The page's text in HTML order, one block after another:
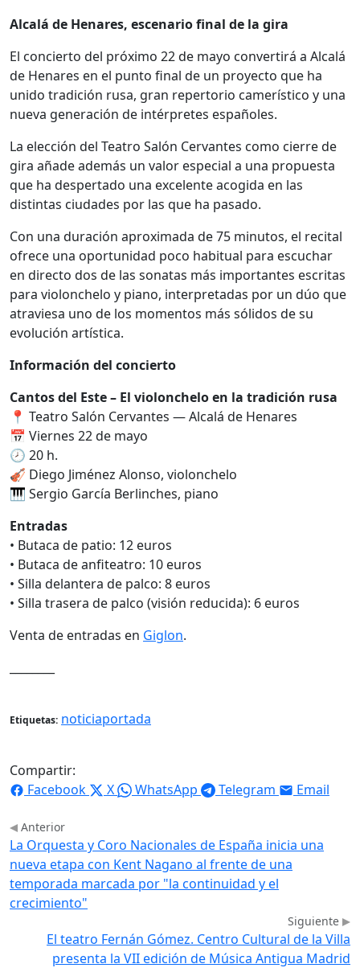
Alcalá de Henares, escenario final de la gira
El concierto del próximo 22 de mayo convertirá a Alcalá
de Henares en el punto final de un proyecto que ha
unido tradición rusa, gran repertorio camerístico y una
nueva generación de intérpretes españoles.
La elección del Teatro Salón Cervantes como cierre de
gira añade además un valor especial a una propuesta
que ha despertado una excelente acogida en las
distintas ciudades por las que ha pasado.
Con una duración aproximada de 75 minutos, el recital
ofrece una oportunidad poco habitual para escuchar
en directo dos de las sonatas más importantes escritas
para violonchelo y piano, interpretadas por un dúo que
atraviesa uno de los momentos más sólidos de su
evolución artística.
Información del concierto
Cantos del Este – El violonchelo en la tradición rusa
📍 Teatro Salón Cervantes — Alcalá de Henares
📅 Viernes 22 de mayo
🕗 20 h.
🎻 Diego Jiménez Alonso, violonchelo
🎹 Sergio García Berlinches, piano
Entradas
• Butaca de patio: 12 euros
• Butaca de anfiteatro: 10 euros
• Silla delantera de palco: 8 euros
• Silla trasera de palco (visión reducida): 6 euros
Venta de entradas en Giglon.
Etiquetas: noticiaportada
Compartir:
Facebook
X WhatsApp Telegram Email
Anterior
La Orquesta y Coro Nacionales de España inicia una
nueva etapa con Kent Nagano al frente de una
temporada marcada por "la continuidad y el
crecimiento"
Siguiente
El teatro Fernán Gómez. Centro Cultural de la Villa
presenta la VII edición de Música Antigua Madrid